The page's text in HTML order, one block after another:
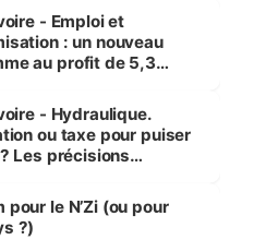
- Emploi et
: un nouveau
au profit de 5,3
- Hydraulique.
ou taxe pour puiser
? Les précisions
pour le N’Zi (ou pour
?)